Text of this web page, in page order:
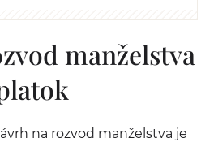
manželstva
na rozvod manželstva je